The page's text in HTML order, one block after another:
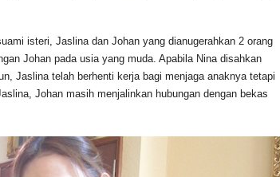
isteri, Jaslina dan Johan yang dianugerahkan 2 orang
Johan pada usia yang muda. Apabila Nina disahkan
Jaslina telah berhenti kerja bagi menjaga anaknya tetapi
Johan masih menjalinkan hubungan dengan bekas